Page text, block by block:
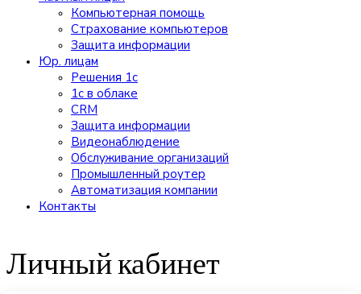
Компьютерная помощь
Страхование компьютеров
Защита информации
Юр. лицам
Решения 1с
1c в облаке
CRM
Защита информации
Видеонаблюдение
Обслуживание организаций
Промышленный роутер
Автоматизация компании
Контакты
Личный кабинет